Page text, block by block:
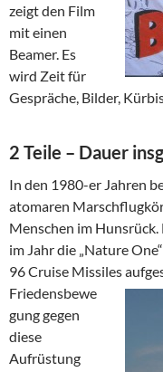
zeigt den Film
mit einen
Beamer. Es
wird Zeit für
Gespräche, Bilder,
2 Teile – Dauer
In den 1980-er Jahren
atomaren
Menschen im
im Jahr die „Nature
96 Cruise Missiles
Friedensbewe
gung gegen
diese
Aufrüstung